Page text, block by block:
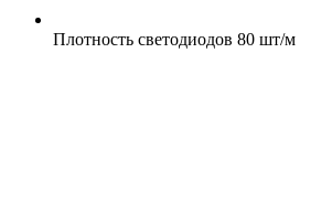
Плотность светодиодов 80 шт/м